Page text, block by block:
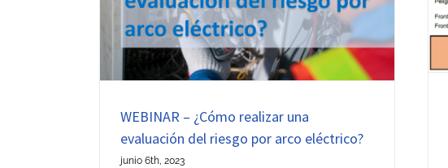
WEBINAR – ¿Cómo realizar una
evaluación del riesgo por arco eléctrico?
junio 6th, 2023
Tensión